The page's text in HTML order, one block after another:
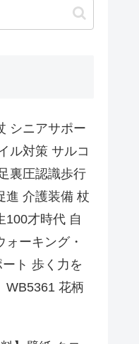
シニアサポー
ル対策 サルコ
裏圧認識歩行
進 介護装備 杖
100才時代 自
ーキング・
ト 歩く力を
WB5361 花柄